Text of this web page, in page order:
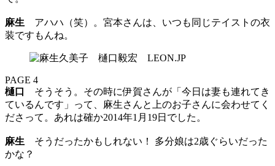
麻生 アハハ（笑）。宮本さんは、いつも同じテイストの衣
装ですもんね。
PAGE 4
樋口
そうそう。その時に伊賀さんが「今日は妻も連れてき
ているんです」って、麻生さんと上のお子さんに会わせてく
ださって。あれは確か2014年1月19日でした。
麻生 そうだったかもしれない！ 多分娘は2歳ぐらいだった
かな？